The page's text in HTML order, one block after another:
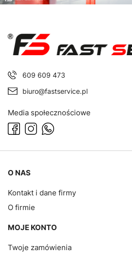
609 609 473
biuro@fastservice.pl
Media społecznościowe
Linki w stopce
O NAS
Kontakt i dane firmy
O firmie
MOJE KONTO
Twoje zamówienia